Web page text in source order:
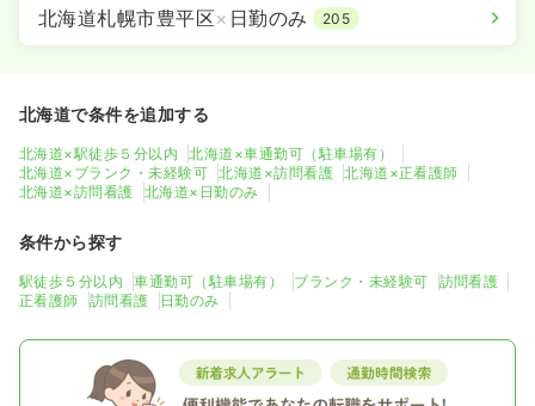
北海道札幌市豊平区× 日勤のみ 205
北海道で条件を追加する
北海道×駅徒歩５分以内
北海道×車通勤可（駐車場有）
北海道×ブランク・未経験可
北海道×訪問看護
北海道×正看護師
北海道×訪問看護
北海道×日勤のみ
条件から探す
駅徒歩５分以内 車通勤可（駐車場有） ブランク・未経験可
訪問看護
正看護師
訪問看護 日勤のみ